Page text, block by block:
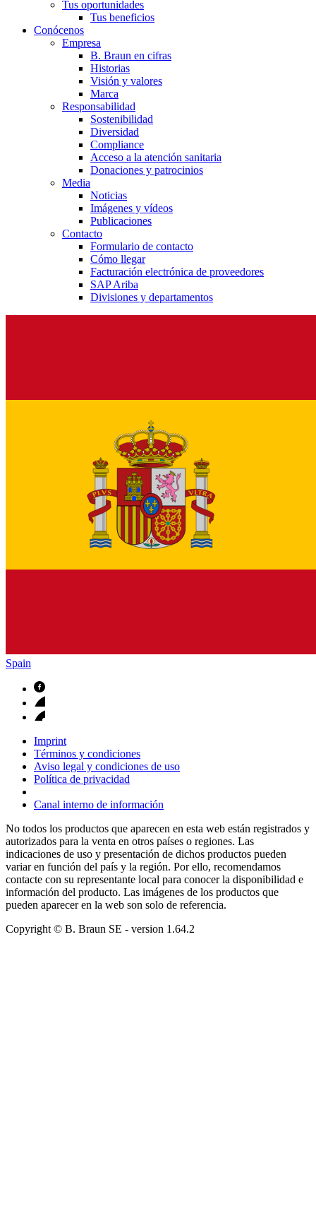
Tus oportunidades
Tus beneficios
Conócenos
Empresa
B. Braun en cifras
Historias
Visión y valores
Marca
Responsabilidad
Sostenibilidad
Diversidad
Compliance
Acceso a la atención sanitaria
Donaciones y patrocinios
Media
Noticias
Imágenes y vídeos
Publicaciones
Contacto
Formulario de contacto
Cómo llegar
Facturación electrónica de proveedores
SAP Ariba
Divisiones y departamentos
Spain
Imprint
Términos y condiciones
Aviso legal y condiciones de uso
Política de privacidad
Canal interno de información
No todos los productos que aparecen en esta web están registrados y
autorizados para la venta en otros países o regiones. Las
indicaciones de uso y presentación de dichos productos pueden
variar en función del país y la región. Por ello, recomendamos
contacte con su representante local para conocer la disponibilidad e
información del producto. Las imágenes de los productos que
pueden aparecer en la web son solo de referencia.
Copyright © B. Braun SE - version 1.64.2